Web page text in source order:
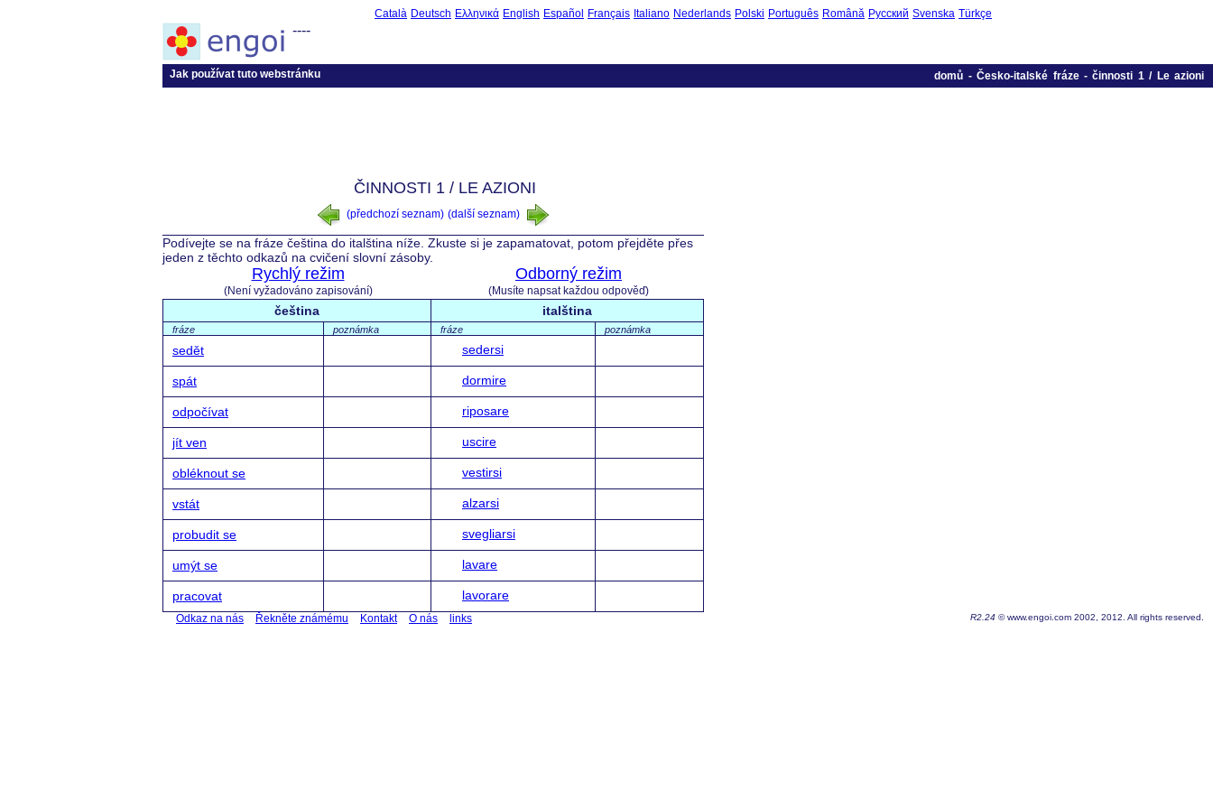
Català Deutsch Ελληνικά English Español Français Italiano Nederlands Polski Português Română Русский Svenska Türkçe
----
Jak používat tuto webstránku domů -Česko-italské fráze-činnosti 1 / Le azioni
ČINNOSTI 1 / LE AZIONI
(předchozí seznam) (další seznam)
Podívejte se na fráze čeština do italština níže. Zkuste si je zapamatovat, potom přejděte přes
jeden z těchto odkazů na cvičení slovní zásoby.
Rychlý režim
(Není vyžadováno zapisování)
Odborný režim
(Musíte napsat každou odpověď)
čeština italština
fráze poznámka fráze poznámka
sedět sedersi
spát dormire
odpočívat riposare
jít ven uscire
obléknout se vestirsi
vstát alzarsi
probudit se svegliarsi
umýt se lavare
pracovat lavorare
Odkaz na nás Řekněte známému Kontakt O nás links R2.24 © www.engoi.com 2002, 2012. All rights reserved.